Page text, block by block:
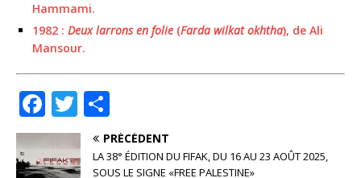
Hammami.
1982 : Deux larrons en folie (Farda wilkat okhtha), de Ali
Mansour.
F
a
c
T
w
it
ar
ta
PRÉCÉDENT
LA 38° ÉDITION DU FIFAK, DU 16 AU 23 AOÛT 2025,
SOUS LE SIGNE «FREE PALESTINE»